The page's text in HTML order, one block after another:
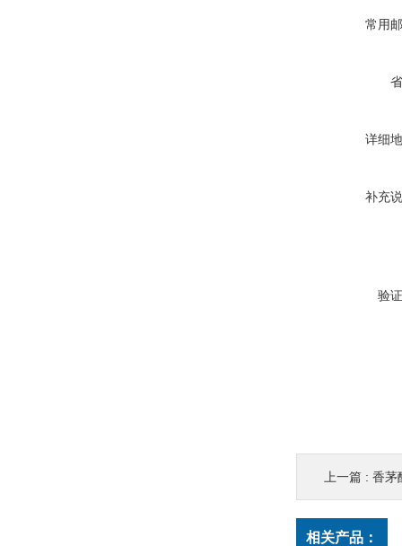
常用
详细
补充
验
上一篇 : 香茅
相关产品：